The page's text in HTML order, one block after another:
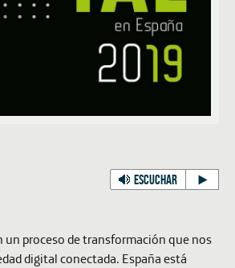
ESCUCHAR
un proceso de transformación que nos
digital conectada. España está